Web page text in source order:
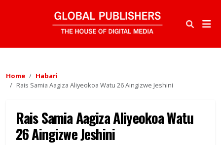
Home
Habari
Rais Samia Aagiza Aliyeokoa Watu 26 Aingizwe Jeshini
Rais Samia Aagiza Aliyeokoa Watu
26 Aingizwe Jeshini